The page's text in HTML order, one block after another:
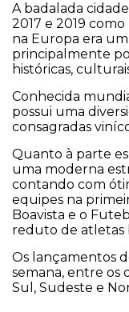
A badalada
2017 e 2019
na Europa era
principalmente
históricas,
Conhecida
possui uma
consagradas
Quanto à parte
uma moderna
contando com
equipes na
Boavista e o
reduto de atletas
Os lançamentos
semana, entre os
Sul, Sudeste e